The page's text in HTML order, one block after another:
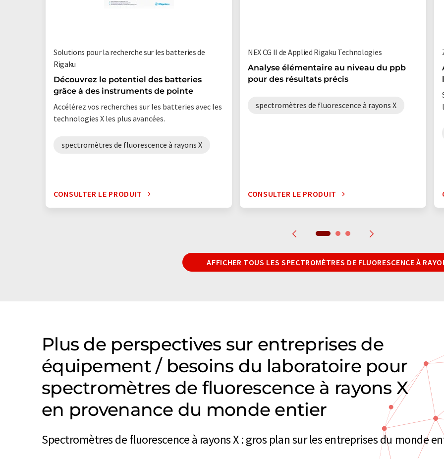
Solutions pour la recherche sur les batteries de
Rigaku
Découvrez le potentiel des batteries
grâce à des instruments de pointe
Accélérez vos recherches sur les batteries avec les
technologies X les plus avancées.
spectromètres de fluorescence à rayons X
CONSULTER LE PRODUIT
NEX CG II de Applied Rigaku Technologies
Analyse élémentaire au niveau du ppb
pour des résultats précis
spectromètres de fluorescence à rayons X
CONSULTER LE PRODUIT
AFFICHER TOUS LES SPECTROMÈTRES DE FLUORESCENCE À
Plus de perspectives sur entreprises de
équipement / besoins du laboratoire pour
spectromètres de fluorescence à rayons X
en provenance du monde entier
Spectromètres de fluorescence à rayons X : gros plan sur les entreprises du monde